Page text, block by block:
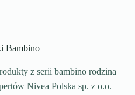
Bambino
z serii bambino rodzina
Nivea Polska sp. z o.o.